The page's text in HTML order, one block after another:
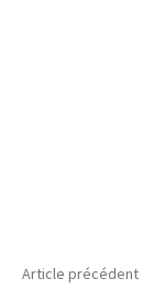
Article précédent